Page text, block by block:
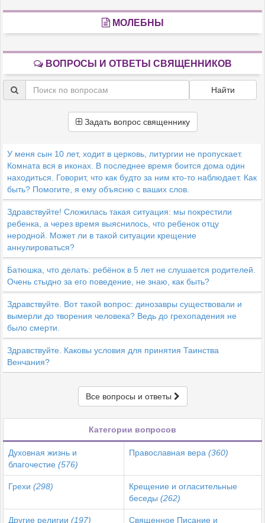
МОЛЕБНЫ
ВОПРОСЫ И ОТВЕТЫ СВЯЩЕННИКОВ
Найти
Задать вопрос священнику
У меня сын 10 лет, ходит в церковь, литургии не пропускает.
Комната вся в иконах. В последнее время боится дома один
находиться. Говорит, что как будто за ним кто-то наблюдает. Как
быть? Помогите, я ему объясню с ваших слов.
Здравствуйте! Сложилась такая ситуация: мы покрестили
ребенка, а через время выяснилось, что ребенок отцу
неродной. Может ли в такой ситуации крещение
аннулироваться?
Батюшка, что делать: ребёнок в 5 лет не слушается родителей.
Очень стыдно за его поведение, не знаю, как быть?
Здравствуйте. Вот такой вопрос: динозавры существовали и
вымерли до творения человека? Ведь до грехопадения не
было смерти.
Здравствуйте. Каковы условия для принятия Таинства
Венчания?
Все вопросы и ответы
Категории вопросов
Духовная жизнь и
благочестие (576)
Православная вера (360)
Грехи (298)
Крещение и огласительные
беседы (262)
Другие религии (197) Священное Писание и